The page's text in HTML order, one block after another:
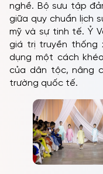
nghề. Bộ sưu tập
giữa quy chuẩn lịch
mỹ và sự tinh tế. Ỷ
giá trị truyền thống
dụng một cách
của dân tộc, nâng
trường quốc tế.